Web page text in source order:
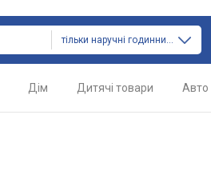
тільки наручні годинники
Дім Дитячі товари Авто